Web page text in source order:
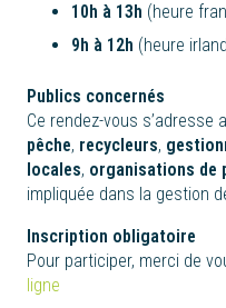
10h à 13h (heure
9h à 12h (heure
Publics concernés
Ce rendez-vous s’adresse
pêche, recycleurs,
locales, organisations de
impliquée dans la gestion
Inscription obligatoire
Pour participer, merci de
ligne